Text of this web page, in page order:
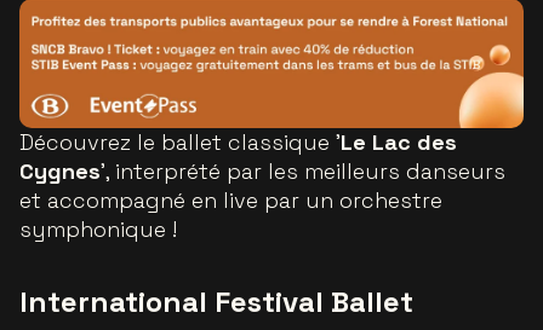
Découvrez le ballet classique 'Le Lac des
Cygnes', interprété par les meilleurs danseurs
et accompagné en live par un orchestre
symphonique !
International Festival Ballet